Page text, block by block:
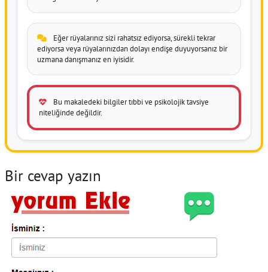
Eğer rüyalarınız sizi rahatsız ediyorsa, sürekli tekrar
ediyorsa veya rüyalarınızdan dolayı endişe duyuyorsanız bir
uzmana danışmanız en iyisidir.
Bu makaledeki bilgiler tıbbi ve psikolojik tavsiye
niteliğinde değildir.
Bir cevap yazın